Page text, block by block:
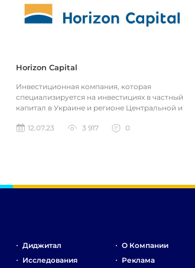
Horizon Capital
Инвестиционная компания, которая
специализируется на инвестициях в частный
капитал в Украине и регионе Центральной и
12.07.23
3 917 0
Диджитал
Исследования
О Компании
Реклама